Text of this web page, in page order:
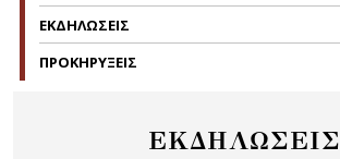
ΕΚΔΗΛΩΣΕΙΣ
ΠΡΟΚΗΡΥΞΕΙΣ
ΕΚΔΗΛΩΣΕΙΣ